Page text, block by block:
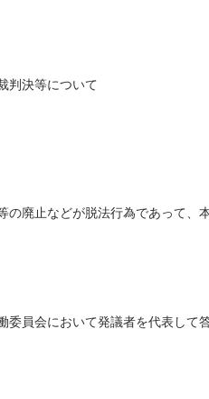
判決等について
廃止などが脱法行為であって、
員会において発議者を代表して